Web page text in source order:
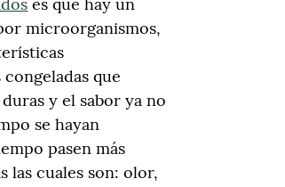
microorganismos,
que
y el sabor ya no
se hayan
pasen más
las cuales son: olor,